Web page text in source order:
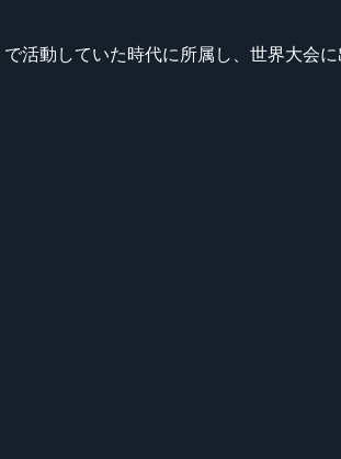
で活動していた時代に所属し、世界大会